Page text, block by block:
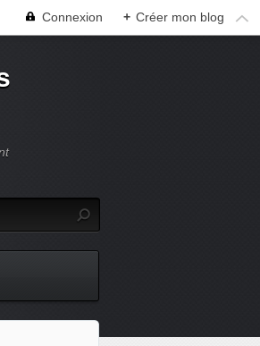
Connexion + Créer mon blog